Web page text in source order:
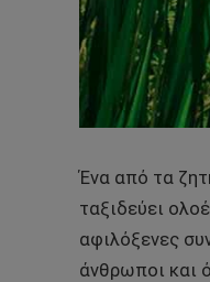
Ένα από τα
ταξιδεύει
αφιλόξενες
άνθρωποι και